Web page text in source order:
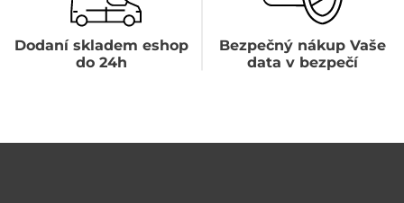
Dodaní skladem eshop
do 24h
Bezpečný nákup Vaše
data v bezpečí